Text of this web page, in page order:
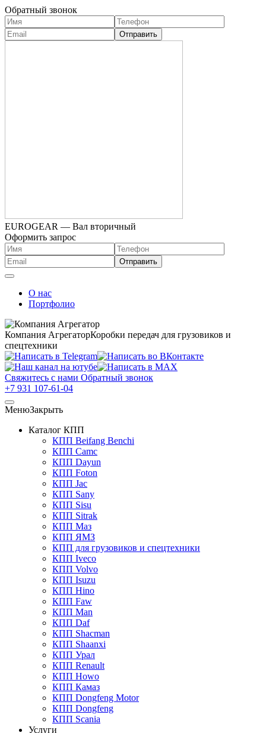
Обратный звонок
EUROGEAR — Вал вторичный
Оформить запрос
О нас
Портфолио
Компания АгрегаторКоробки передач для грузовиков и
спецтехники
Свяжитесь с нами Обратный звонок
+7 931 107-61-04
МенюЗакрыть
Каталог КПП
КПП Beifang Benchi
КПП Camc
КПП Dayun
КПП Foton
КПП Jac
КПП Sany
КПП Sisu
КПП Sitrak
КПП Маз
КПП ЯМЗ
КПП для грузовиков и спецтехники
КПП Iveco
КПП Volvo
КПП Isuzu
КПП Hino
КПП Faw
КПП Man
КПП Daf
КПП Shacman
КПП Shaanxi
КПП Урал
КПП Renault
КПП Howo
КПП Камаз
КПП Dongfeng Motor
КПП Dongfeng
КПП Scania
Услуги